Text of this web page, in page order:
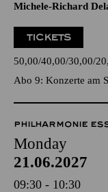
Michele-Richard
TICKETS
50,00 40,00 30,00
Abo 9: Konzerte am
PHILHARMONIE
Monday
21.06.2027
09:30 - 10:30